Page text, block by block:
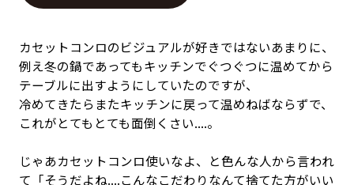
カセットコンロのビジュアルが好きではないあまりに、
例え冬の鍋であってもキッチンでぐつぐつに温めてから
テーブルに出すようにしていたのですが、
冷めてきたらまたキッチンに戻って温めねばならずで、
これがとてもとても面倒くさい....。
じゃあカセットコンロ使いなよ、と色んな人から言われ
て「そうだよね....こんなこだわりなんて捨てた方がいい